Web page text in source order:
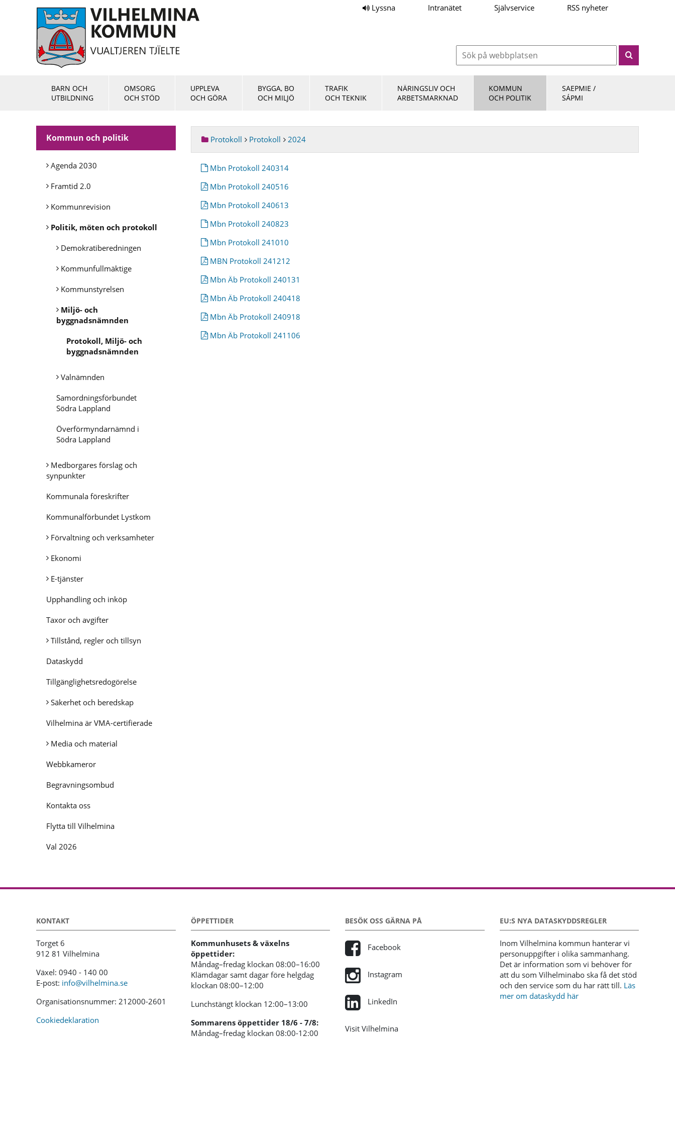
Lyssna Intranätet Självservice RSS nyheter
BARN OCH
UTBILDNING
OMSORG
OCH STÖD
UPPLEVA
OCH GÖRA
BYGGA, BO
OCH MILJÖ
TRAFIK
OCH TEKNIK
NÄRINGSLIV OCH
ARBETSMARKNAD
KOMMUN
OCH POLITIK
SAEPMIE /
SÁPMI
Kommun och politik
Agenda 2030
Framtid 2.0
Kommunrevision
Politik, möten och protokoll
Demokratiberedningen
Kommunfullmäktige
Kommunstyrelsen
Miljö- och
byggnadsnämnden
Protokoll, Miljö- och
byggnadsnämnden
Valnämnden
Samordningsförbundet
Södra Lappland
Överförmyndarnämnd i
Södra Lappland
Medborgares förslag och
synpunkter
Kommunala föreskrifter
Kommunalförbundet Lystkom
Förvaltning och verksamheter
Ekonomi
E-tjänster
Upphandling och inköp
Taxor och avgifter
Tillstånd, regler och tillsyn
Dataskydd
Tillgänglighetsredogörelse
Säkerhet och beredskap
Vilhelmina är VMA-certifierade
Media och material
Webbkameror
Begravningsombud
Kontakta oss
Flytta till Vilhelmina
Val 2026
Protokoll Protokoll 2024
Mbn Protokoll 240314
Mbn Protokoll 240516
Mbn Protokoll 240613
Mbn Protokoll 240823
Mbn Protokoll 241010
MBN Protokoll 241212
Mbn Äb Protokoll 240131
Mbn Äb Protokoll 240418
Mbn Äb Protokoll 240918
Mbn Äb Protokoll 241106
KONTAKT
Torget 6
912 81 Vilhelmina
Växel: 0940 - 140 00
E-post: info@vilhelmina.se
Organisationsnummer: 212000-2601
Cookiedeklaration
ÖPPETTIDER
Kommunhusets & växelns
öppettider:
Måndag–fredag klockan 08:00–16:00
Klämdagar samt dagar före helgdag
klockan 08:00–12:00
Lunchstängt klockan 12:00–13:00
Sommarens öppettider 18/6 - 7/8:
Måndag–fredag klockan 08:00-12:00
BESÖK OSS GÄRNA PÅ
Facebook
Instagram
LinkedIn
Visit Vilhelmina
EU:S NYA DATASKYDDSREGLER
Inom Vilhelmina kommun hanterar vi
personuppgifter i olika sammanhang.
Det är information som vi behöver för
att du som Vilhelminabo ska få det stöd
och den service som du har rätt till. Läs
mer om dataskydd här